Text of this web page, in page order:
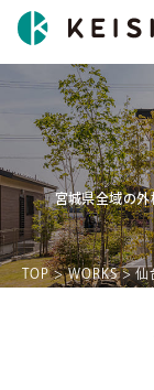
宮城県全域の
TOP>WORKS>仙